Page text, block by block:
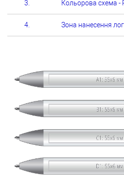
3. Кольорова схема -
4. Зона нанесення